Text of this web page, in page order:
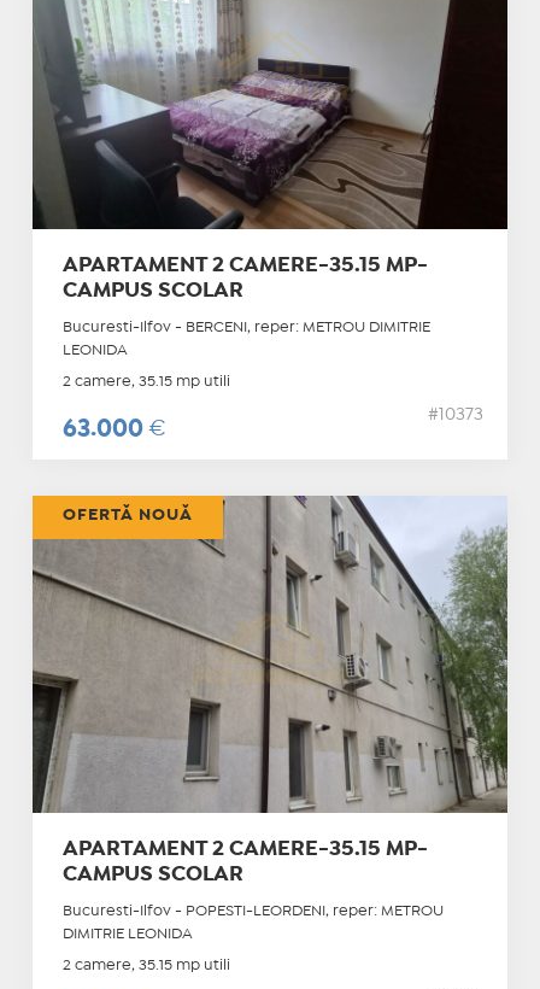
APARTAMENT 2 CAMERE-35.15 MP-
CAMPUS SCOLAR
Bucuresti-Ilfov - BERCENI, reper: METROU DIMITRIE
LEONIDA
2 camere, 35.15 mp utili
63.000 €
#10373
APARTAMENT 2 CAMERE-35.15 MP-
CAMPUS SCOLAR
Bucuresti-Ilfov - POPESTI-LEORDENI, reper: METROU
DIMITRIE LEONIDA
2 camere, 35.15 mp utili
OFERTĂ NOUĂ